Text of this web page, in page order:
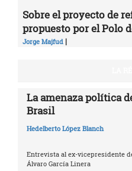
Sobre el proyecto de
propuesto por el Polo
Jorge Majfud |
La amenaza política
Brasil
Hedelberto López Blanch
Entrevista al ex-vicepresidente
Álvaro García Linera